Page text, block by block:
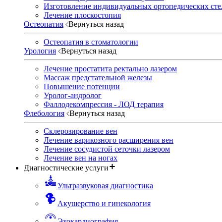
Изготовление индивидуальных ортопедических
Лечение плоскостопия
Остеопатия Вернуться назад
Остеопатия в стоматологии
Урология Вернуться назад
Лечение простатита ректально лазером
Массаж предстательной железы
Повышение потенции
Уролог-андролог
Фаллодекомпрессия - ЛОД терапия
Флебология Вернуться назад
Склерозирование вен
Лечение варикозного расширения вен
Лечение сосудистой сеточки лазером
Лечение вен на ногах
Диагностические услуги
Ультразвуковая диагностика
Акушерство и гинекология